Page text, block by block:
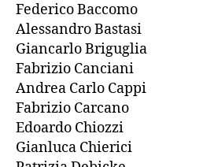
Federico Baccomo
Alessandro Bastasi
Giancarlo Briguglia
Fabrizio Canciani
Andrea Carlo Cappi
Fabrizio Carcano
Edoardo Chiozzi
Gianluca Chierici